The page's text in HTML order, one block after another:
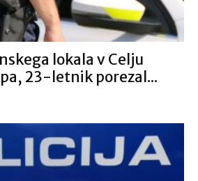
lokala v Celju
23-letnik porezal...